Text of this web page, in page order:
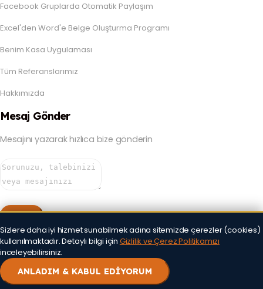
Sizlere daha iyi hizmet sunabilmek adına sitemizde çerezler (cookies)
kullanılmaktadır. Detaylı bilgi için Gizlilik ve Çerez Politikamızı
inceleyebilirsiniz.
ANLADIM & KABUL EDİYORUM
Facebook Gruplarda Otomatik Paylaşım
Excel'den Word'e Belge Oluşturma Programı
Benim Kasa Uygulaması
Tüm Referanslarımız
Hakkımızda
Mesaj Gönder
Mesajını yazarak hızlıca bize gönderin
Doğrudan Mesaj Gönder
©2026Arısu Yazılım TeknolojileriGeleceği Kodlar
Gizlilik Politikası Kullanım Şartları